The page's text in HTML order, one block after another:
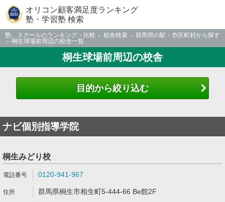
オリコン顧客満足度ランキング
塾・学習塾 検索
塾、スクールのランキング・比較 校舎検索
群馬県の駅・市区町村から探す
桐生球場前周辺の校舎一覧
桐生球場前周辺の校舎
目的から絞り込む
ナビ個別指導学院
桐生みどり校
0120-941-967
群馬県桐生市相生町5-444-66 Be館2F